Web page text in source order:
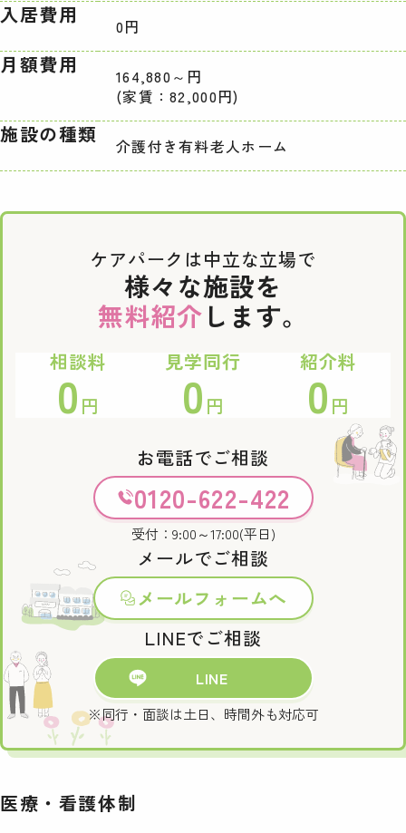
入居費用 0円
月額費用
164,880～円
(家賃：82,000円)
施設の種類 介護付き有料老人ホーム
ケアパークは中立な立場で
様々な施設を
無料紹介 します。
相談料
0 円
見学同行
0 円
紹介料
0 円
お電話でご相談
0120-622-422
受付：9:00～17:00(平日)
メールでご相談
メールフォームへ
LINEでご相談
LINE
※同行・面談は土日、時間外も対応可
医療・看護体制